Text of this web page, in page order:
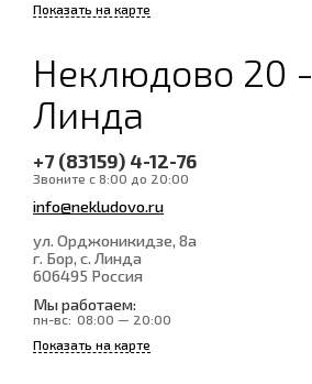
Показать на карте
Неклюдово 20 -
Линда
+7 (83159) 4-12-76
Звоните с 8:00 до 20:00
info@nekludovo.ru
ул. Орджоникидзе, 8а
г. Бор, с. Линда
606495 Россия
Мы работаем:
пн-вс: 08:00 — 20:00
Показать на карте